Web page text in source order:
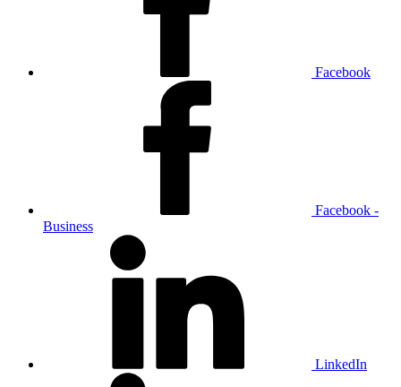
Facebook
Facebook -
Business
LinkedIn